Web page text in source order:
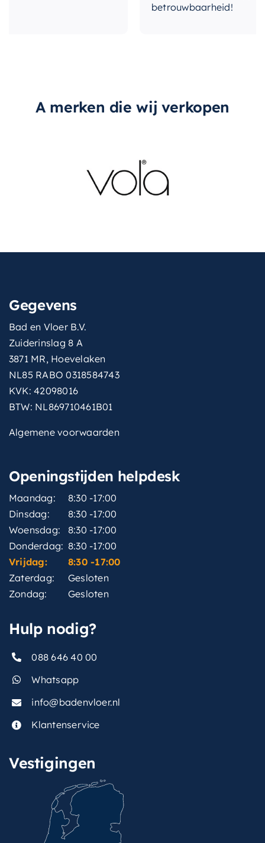
betrouwbaarheid!
A merken die wij verkopen
Gegevens
Bad en Vloer B.V.
Zuiderinslag 8 A
3871 MR, Hoevelaken
NL85 RABO 0318584743
KVK: 42098016
BTW: NL869710461B01
Algemene voorwaarden
Openingstijden helpdesk
Maandag:
8:30 -17:00
Dinsdag:
8:30 -17:00
Woensdag:
8:30 -17:00
Donderdag: 8:30 -17:00
Vrijdag:
8:30 -17:00
Zaterdag:
Gesloten
Zondag:
Gesloten
Hulp nodig?
088 646 40 00
Whatsapp
info@badenvloer.nl
Klantenservice
Vestigingen